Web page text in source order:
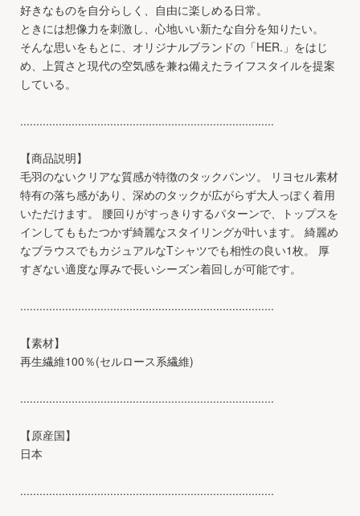
好きなものを自分らしく、自由に楽しめる日常。
ときには想像力を刺激し、心地いい新たな自分を知りたい。
そんな思いをもとに、オリジナルブランドの「HER.」をはじ
め、上質さと現代の空気感を兼ね備えたライフスタイルを提案
している。
...............................................................................
【商品説明】
毛羽のないクリアな質感が特徴のタックパンツ。 リヨセル素材
特有の落ち感があり、深めのタックが広がらず大人っぽく着用
いただけます。 腰回りがすっきりするパターンで、トップスを
インしてももたつかず綺麗なスタイリングが叶います。 綺麗め
なブラウスでもカジュアルなTシャツでも相性の良い1枚。 厚
すぎない適度な厚みで長いシーズン着回しが可能です。
...............................................................................
【素材】
再生繊維100％(セルロース系繊維)
...............................................................................
【原産国】
日本
...............................................................................